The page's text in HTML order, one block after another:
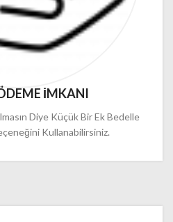
İMKANI
Diye Küçük Bir Ek Bedelle
Kullanabilirsiniz.